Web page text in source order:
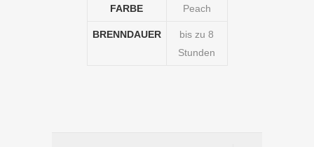
FARBE Peach
BRENNDAUER
bis zu 8
Stunden